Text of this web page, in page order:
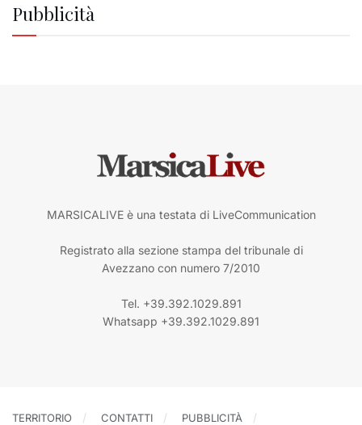
Pubblicità
MARSICALIVE è una testata di LiveCommunication
Registrato alla sezione stampa del tribunale di
Avezzano con numero 7/2010
Tel. +39.392.1029.891
Whatsapp +39.392.1029.891
TERRITORIO CONTATTI PUBBLICITÀ